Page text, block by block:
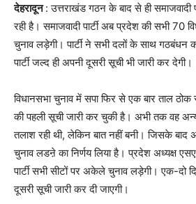
देहरादून: उत्तराखंड गठन के बाद से ही समाजवादी
रही है। समाजवादी पार्टी अब प्रदेश की सभी 70
चुनाव लड़ेगी। पार्टी ने सभी दलों के साथ गठबंधन
पार्टी जल्द ही अपनी दूसरी सूची भी जारी कर देगी।
विधानसभा चुनाव में सपा फिर से एक बार ताल ठोक
की पहली सूची जारी कर चुकी है। अभी तक वह
तलाश रही थी, लेकिन बात नहीं बनी। जिसके बाद
चुनाव लडऩे का निर्णय लिया है। प्रदेश अध्यक्ष
पार्टी सभी सीटों पर अकेले चुनाव लड़ेगी। एक-दो
दूसरी सूची जारी कर दी जाएगी।